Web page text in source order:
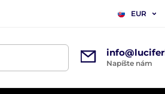
EUR
Napíšte nám